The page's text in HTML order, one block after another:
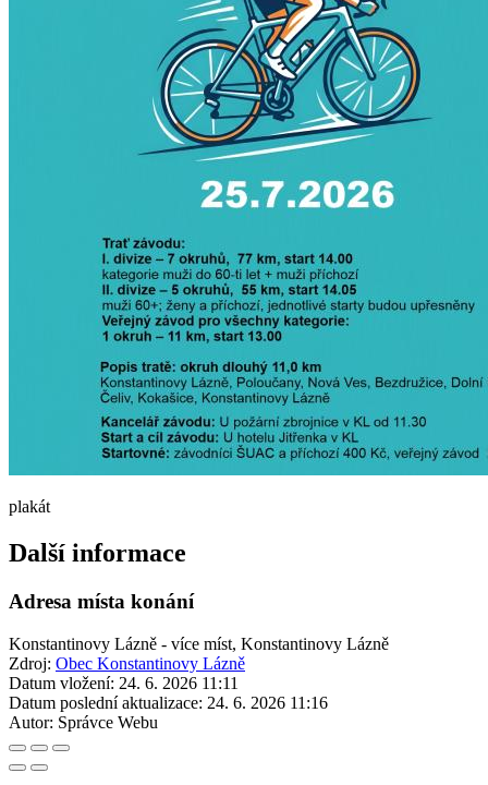
plakát
Další informace
Adresa místa konání
Konstantinovy Lázně - více míst, Konstantinovy Lázně
Zdroj: Obec Konstantinovy Lázně
Datum vložení: 24. 6. 2026 11:11
Datum poslední aktualizace: 24. 6. 2026 11:16
Autor: Správce Webu